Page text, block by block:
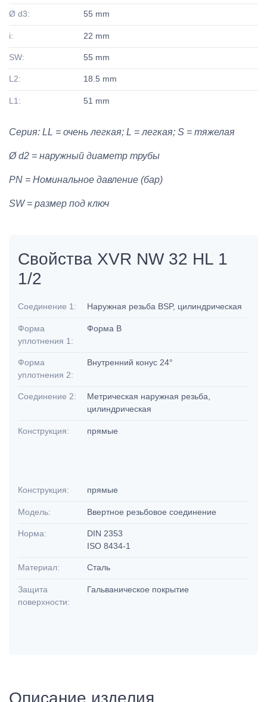
Ø d3: 55 mm
i: 22 mm
SW: 55 mm
L2: 18.5 mm
L1: 51 mm
Серия: LL = очень легкая; L = легкая; S = тяжелая
Ø d2 = наружный диаметр трубы
PN = Номинальное давление (бар)
SW = размер под ключ
Свойства XVR NW 32 HL 1
1/2
Соединение 1: Наружная резьба BSP, цилиндрическая
Форма
уплотнения 1:
Форма B
Форма
уплотнения 2:
Внутренний конус 24°
Соединение 2:
Метрическая наружная резьба,
цилиндрическая
Конструкция: прямые
Конструкция: прямые
Модель: Ввертное резьбовое соединение
Норма:
DIN 2353
ISO 8434-1
Материал: Сталь
Защита
поверхности:
Гальваническое покрытие
Описание изделия